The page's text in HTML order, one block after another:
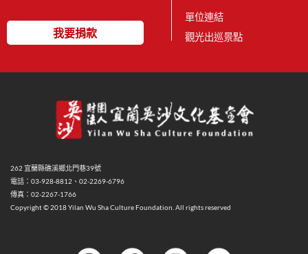
我要捐款
單位連結
觀光出巡景點
262 宜蘭縣礁溪鄉北門巷39號
電話：03-928-8812、02-2269-6796
傳真：02-2267-1766
Copyright © 2018 Yilan Wu Sha Culture Foundation. All rights reserved